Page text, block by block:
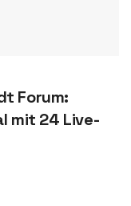
Forum:
mit 24 Live-